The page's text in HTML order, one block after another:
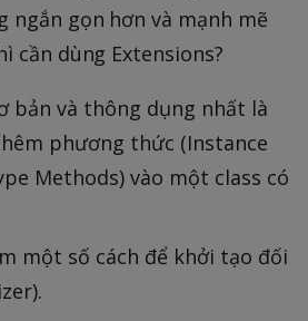
ngắn gọn hơn và mạnh mẽ
cần dùng Extensions?
bản và thông dụng nhất là
phương thức (Instance
Methods) vào một class có
một số cách để khởi tạo đối